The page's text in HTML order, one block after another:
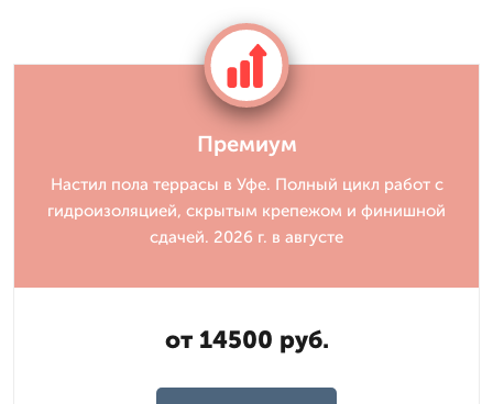
Премиум
Настил пола террасы в Уфе. Полный цикл работ с
гидроизоляцией, скрытым крепежом и финишной
сдачей. 2026 г. в августе
от 14500 руб.